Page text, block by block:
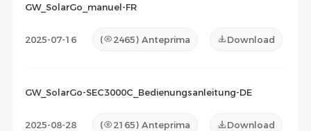
GW_SolarGo_manuel-FR
2025-07-16 ( 2465) Anteprima Download
GW_SolarGo-SEC3000C_Bedienungsanleitung-DE
2025-08-28 ( 2165) Anteprima Download